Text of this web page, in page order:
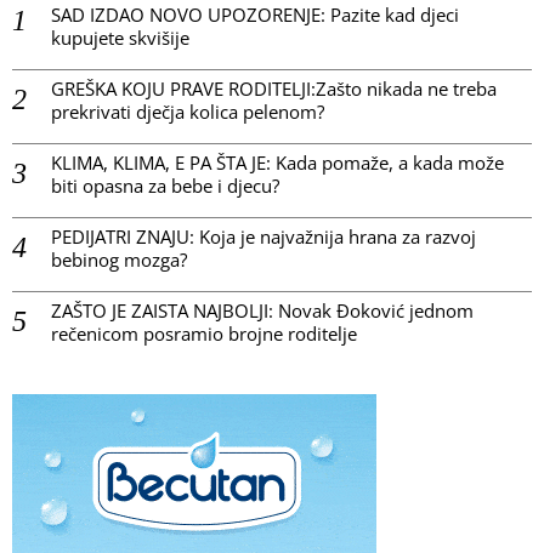
SAD IZDAO NOVO UPOZORENJE: Pazite kad djeci
kupujete skvišije
GREŠKA KOJU PRAVE RODITELJI:Zašto nikada ne treba
prekrivati dječja kolica pelenom?
KLIMA, KLIMA, E PA ŠTA JE: Kada pomaže, a kada može
biti opasna za bebe i djecu?
PEDIJATRI ZNAJU: Koja je najvažnija hrana za razvoj
bebinog mozga?
ZAŠTO JE ZAISTA NAJBOLJI: Novak Đoković jednom
rečenicom posramio brojne roditelje